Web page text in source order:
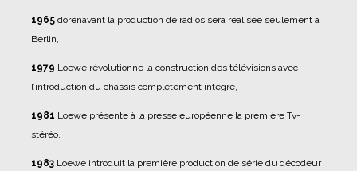
1965 dorénavant la production de radios sera realisée seulement à
Berlin,
1979 Loewe révolutionne la construction des télévisions avec
l’introduction du chassis complètement intégré,
1981 Loewe présente à la presse européenne la première Tv-
stéréo,
1983 Loewe introduit la première production de série du décodeur